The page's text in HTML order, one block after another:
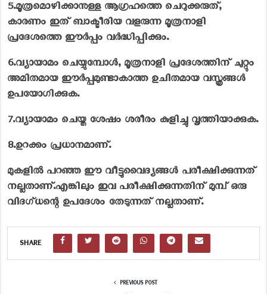
5.മൂത്രമൊഴിക്കാനുള്ള ആഗ്രഹത്തെ ചെറുക്കരുത്,
കാരണം ഇത് ബാക്ടീരിയ വളരുന്ന മൂത്രനാളി
പ്രദേശത്തെ ഈർപ്പം വർദ്ധിപ്പിക്കും.
6.വ്യായാമം ചെയ്യുമ്പോൾ, മൂത്രനാളി പ്രദേശത്തിന് ചുറ്റും
അമിതമായ ഈർപ്പമുണ്ടാകാത്ത ഉചിതമായ വസ്ത്രങ്ങൾ
ഉപയോഗിക്കുക.
7.വ്യായാമം ചെയ്ത ശേഷം ശരീരം കുളിച്ചു വൃത്തിയാക്കുക.
8.ഉറക്കം പ്രധാനമാണ്.
മുകളിൽ പറഞ്ഞ ഈ വീട്ടുവൈദ്യങ്ങൾ പരീക്ഷിക്കുന്നത്
നല്ലതാണ്.എങ്കിലും ഇവ പരീക്ഷിക്കുന്നതിന് മുമ്പ് ഒരു
വിദഗ്ധന്റെ ഉപദേശം തേടുന്നത് നല്ലതാണ്.
SHARE
PREVIOUS POST